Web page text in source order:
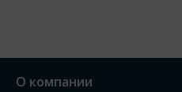
О компании